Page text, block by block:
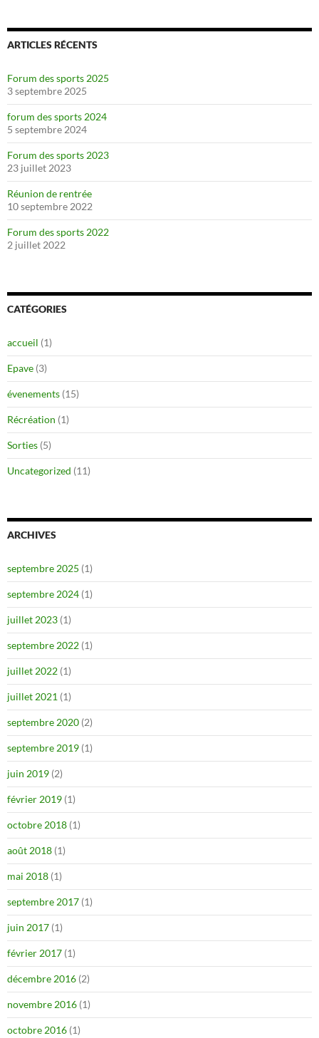
ARTICLES RÉCENTS
Forum des sports 2025
3 septembre 2025
forum des sports 2024
5 septembre 2024
Forum des sports 2023
23 juillet 2023
Réunion de rentrée
10 septembre 2022
Forum des sports 2022
2 juillet 2022
CATÉGORIES
accueil (1)
Epave (3)
évenements (15)
Récréation (1)
Sorties (5)
Uncategorized (11)
ARCHIVES
septembre 2025 (1)
septembre 2024 (1)
juillet 2023 (1)
septembre 2022 (1)
juillet 2022 (1)
juillet 2021 (1)
septembre 2020 (2)
septembre 2019 (1)
juin 2019 (2)
février 2019 (1)
octobre 2018 (1)
août 2018 (1)
mai 2018 (1)
septembre 2017 (1)
juin 2017 (1)
février 2017 (1)
décembre 2016 (2)
novembre 2016 (1)
octobre 2016 (1)